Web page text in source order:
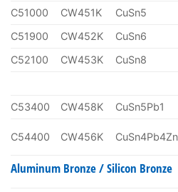
C51000
CW451K CuSn5
C51900
CW452K CuSn6
C52100
CW453K CuSn8
C53400 CW458K CuSn5Pb1
C54400 CW456K
Aluminum Bronze / Silicon Bronze